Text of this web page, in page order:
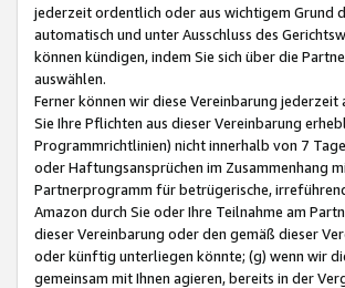
jederzeit ordentlich oder aus wichtigem Grund
automatisch und unter Ausschluss des
können kündigen, indem Sie sich über die
auswählen.
Ferner können wir diese Vereinbarung
Sie Ihre Pflichten aus dieser Vereinbarung
Programmrichtlinien) nicht innerhalb von 7
oder Haftungsansprüchen im Zusammenhang
Partnerprogramm für betrügerische,
Amazon durch Sie oder Ihre Teilnahme am
dieser Vereinbarung oder den gemäß dieser
oder künftig unterliegen könnte; (g) wenn wir
gemeinsam mit Ihnen agieren, bereits in der